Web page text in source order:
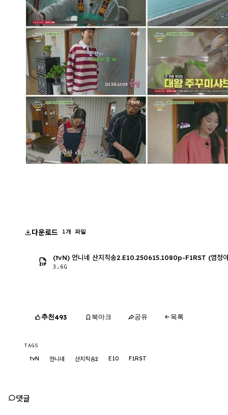
다운로드 1개 파일
(tvN) 언니네 산지직송2.E10.250615.1080p-F1RST (염정
3.6G
추천493 북마크 공유 목록
TAGS
tvN 언니네 산지직송2 E10 F1RST
댓글